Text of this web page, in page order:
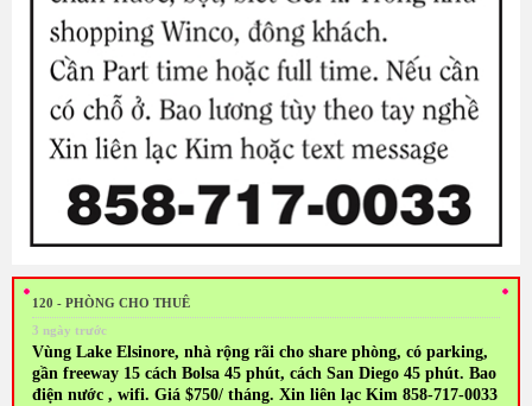
120 - PHÒNG CHO THUÊ
3 ngày trước
Vùng Lake Elsinore, nhà rộng rãi cho share phòng, có parking,
gần freeway 15 cách Bolsa 45 phút, cách San Diego 45 phút. Bao
điện nước , wifi. Giá $750/ tháng. Xin liên lạc Kim 858-717-0033